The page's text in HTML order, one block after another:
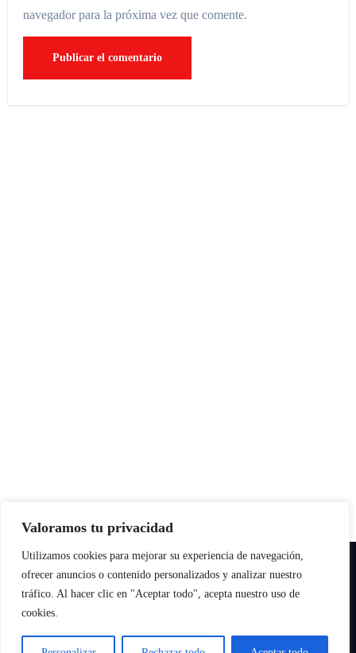
Valoramos tu privacidad
Utilizamos cookies para mejorar su experiencia de navegación,
ofrecer anuncios o contenido personalizados y analizar nuestro
tráfico. Al hacer clic en "Aceptar todo", acepta nuestro uso de
cookies.
navegador para la próxima vez que comente.
Copyright © All rights reserved|Paper NewsporThemeansar